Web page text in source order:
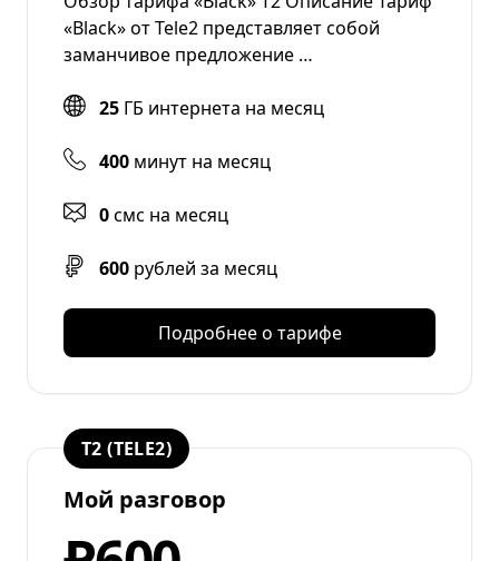
«Black» от Tele2 представляет собой
заманчивое предложение …
25 ГБ интернета на месяц
400 минут на месяц
0смс на месяц
600 рублей за месяц
Подробнее о тарифе
T2 (TELE2)
Мой разговор